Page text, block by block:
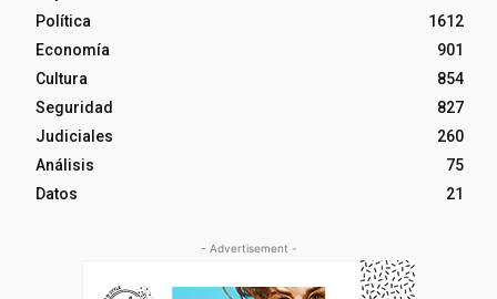
Política
1612
Economía
901
Cultura
854
Seguridad
827
Judiciales
260
Análisis
75
Datos
21
- Advertisement -